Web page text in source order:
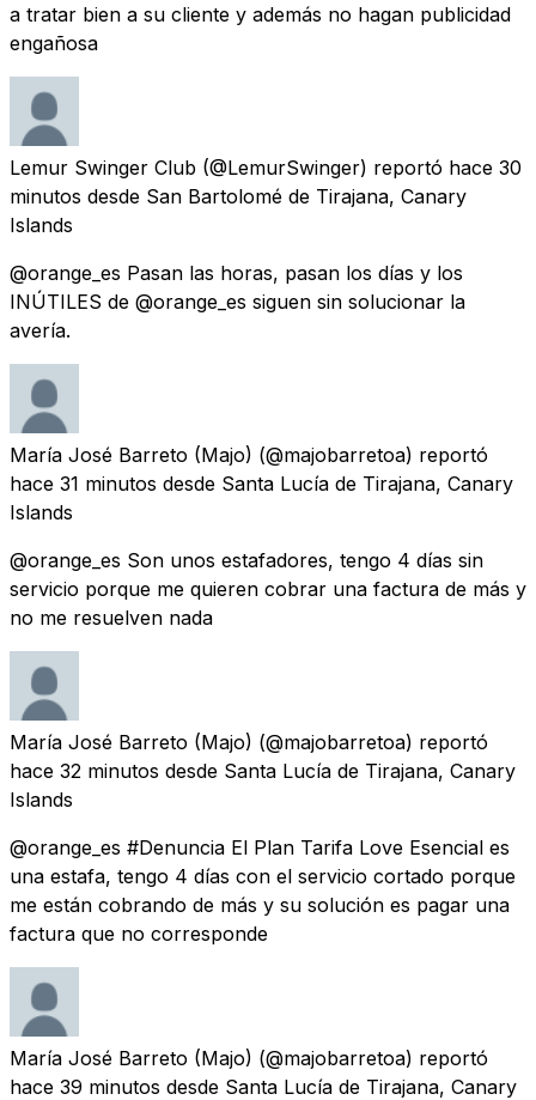
a tratar bien a su cliente y además no hagan publicidad
engañosa
Lemur Swinger Club (@LemurSwinger) reportó hace 30
minutos desde San Bartolomé de Tirajana, Canary
Islands
@orange_es Pasan las horas, pasan los días y los
INÚTILES de @orange_es siguen sin solucionar la
avería.
María José Barreto (Majo) (@majobarretoa) reportó
hace 31 minutos desde Santa Lucía de Tirajana, Canary
Islands
@orange_es Son unos estafadores, tengo 4 días sin
servicio porque me quieren cobrar una factura de más y
no me resuelven nada
María José Barreto (Majo) (@majobarretoa) reportó
hace 32 minutos desde Santa Lucía de Tirajana, Canary
Islands
@orange_es #Denuncia El Plan Tarifa Love Esencial es
una estafa, tengo 4 días con el servicio cortado porque
me están cobrando de más y su solución es pagar una
factura que no corresponde
María José Barreto (Majo) (@majobarretoa) reportó
hace 39 minutos desde Santa Lucía de Tirajana, Canary